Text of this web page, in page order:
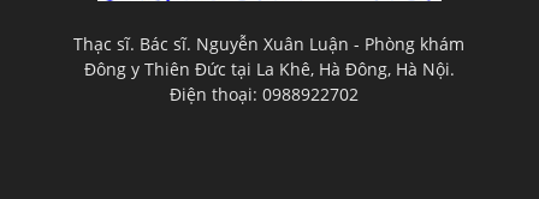
Thạc sĩ. Bác sĩ. Nguyễn Xuân Luận - Phòng khám
Đông y Thiên Đức tại La Khê, Hà Đông, Hà Nội.
Điện thoại: 0988922702